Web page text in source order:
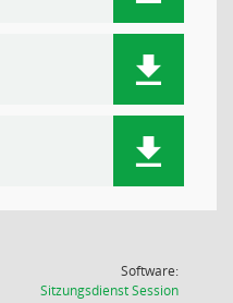
Software:
SitzungsdienstSession(Wird in